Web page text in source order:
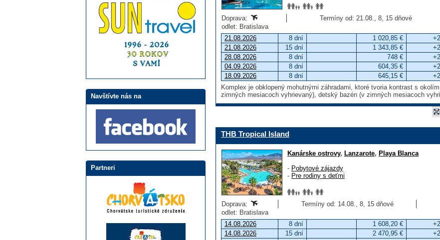
Doprava:
Termíny od: 21.08., 8, 15 dňové
odlet: Bratislava
21.08.2026
8 dní 1 020,85 €
21.08.2026
15 dní 1 343,85 €
28.08.2026
8 dní 748 €
04.09.2026
8 dní 604,35 €
18.09.2026
8 dní 645,15 €
Komplex je obklopený mohutnými záhradami, ktoré tvoria kontrast s
zimných mesiacoch vyhrievaný), detský bazén (v zimných mesiacoch
THB Tropical Island
Kanárske ostrovy, Lanzarote, Playa Blanca
- Pobytové zájazdy
- Pre rodiny s deťmi
Doprava:
Termíny od: 14.08., 8, 15 dňové
odlet: Bratislava
14.08.2026
8 dní 1 608,20 €
14.08.2026
15 dní 2 470,95 €
Navštívte nás na
Partneri